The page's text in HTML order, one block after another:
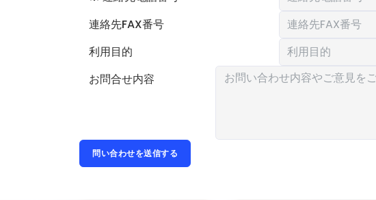
連絡先FAX番号
利用目的
お問合せ内容
問い合わせを送信する